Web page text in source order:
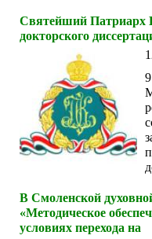
Святейший Патриарх
докторского
В Смоленской
«Методическое
условиях перехода на